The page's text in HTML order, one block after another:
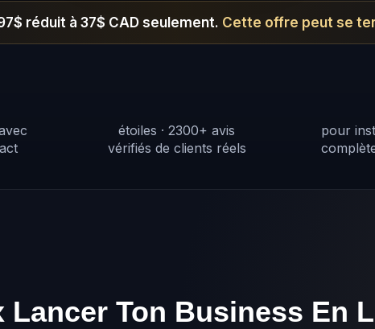
réduit à 37$ CAD seulement. Cette offre peut se
étoiles · 2300+ avis
vérifiés de clients réels
pour
Lancer Ton Business En